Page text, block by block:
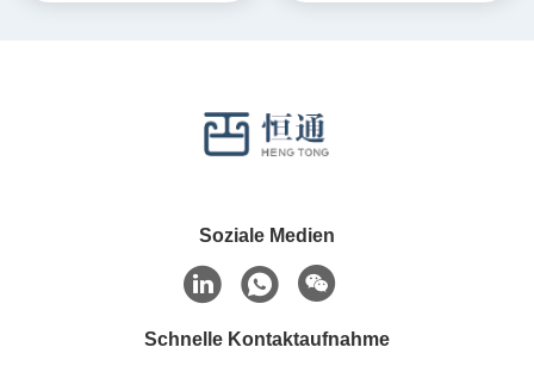
Soziale Medien
Schnelle Kontaktaufnahme